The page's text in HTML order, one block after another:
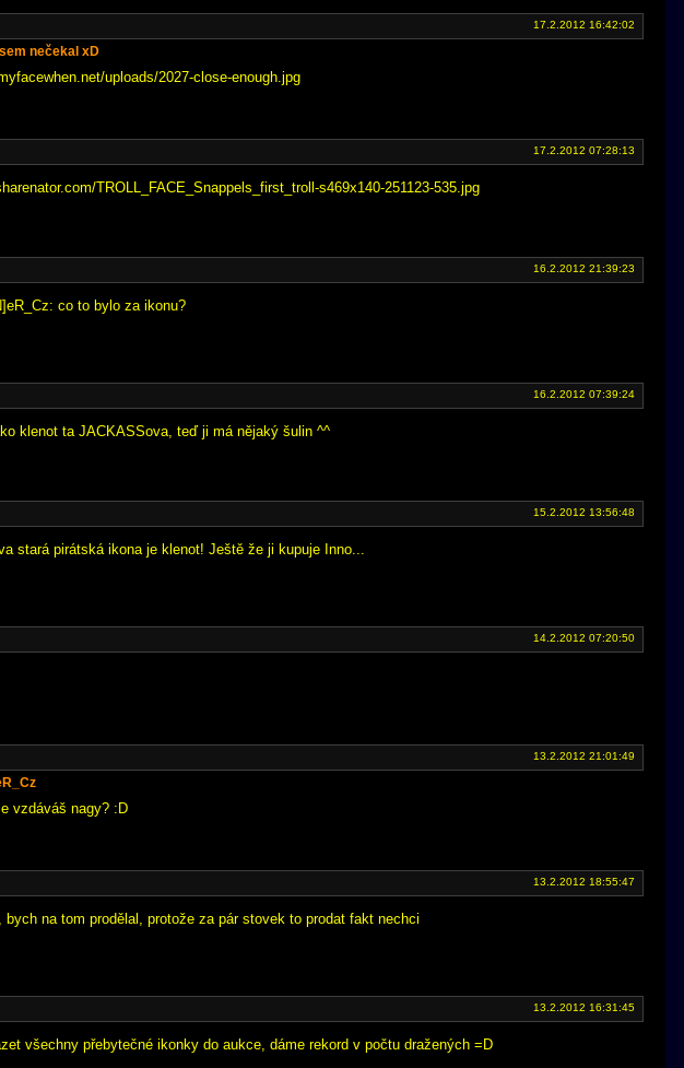
17.2.2012 16:42:02
nečekal xD
uploads/2027-close-enough.jpg
17.2.2012 07:28:13
TROLL_FACE_Snappels_first_troll-s469x140-251123-535.jpg
16.2.2012 21:39:23
co to bylo za ikonu?
16.2.2012 07:39:24
klenot ta JACKASSova, teď ji má nějaký šulin ^^
15.2.2012 13:56:48
stará pirátská ikona je klenot! Ještě že ji kupuje Inno...
14.2.2012 07:20:50
13.2.2012 21:01:49
vzdáváš nagy? :D
13.2.2012 18:55:47
na tom prodělal, protože za pár stovek to prodat fakt nechci
13.2.2012 16:31:45
všechny přebytečné ikonky do aukce, dáme rekord v počtu dražených =D